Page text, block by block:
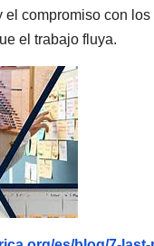
compromiso con
el trabajo fluya.